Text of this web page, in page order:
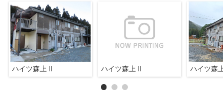
ハイツ森上Ⅱ ハイツ森上Ⅱ ハイツ森